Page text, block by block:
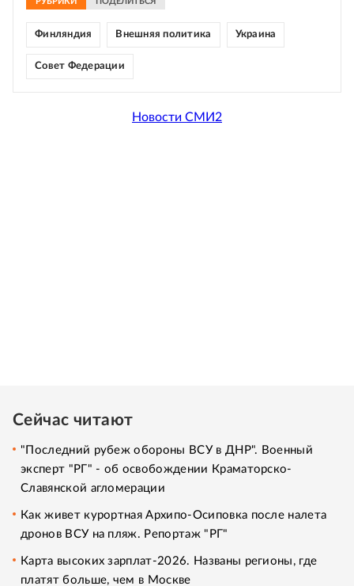
Финляндия Внешняя политика Украина
Совет Федерации
Новости СМИ2
Сейчас читают
"Последний рубеж обороны ВСУ в ДНР". Военный
эксперт "РГ" - об освобождении Краматорско-
Славянской агломерации
Как живет курортная Архипо-Осиповка после налета
дронов ВСУ на пляж. Репортаж "РГ"
Карта высоких зарплат-2026. Названы регионы, где
платят больше, чем в Москве